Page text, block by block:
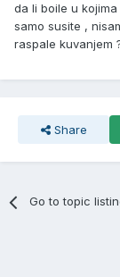
da li boile u
samo susite ,
raspale kuvanjem
Share
Go to topic